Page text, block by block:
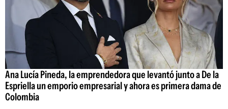
Ana Lucía Pineda, la emprendedora que levantó junto a De la
Espriella un emporio empresarial y ahora es primera dama de
Colombia